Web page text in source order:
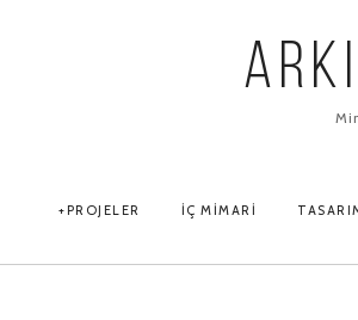
PROJELER İÇ MIMARI